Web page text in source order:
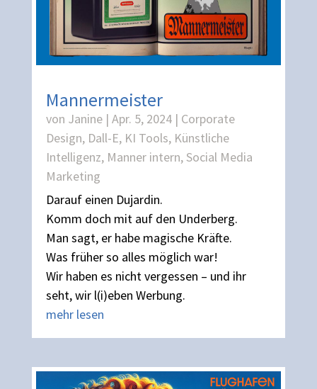
Mannermeister
von Janine| Apr. 5, 2024| Corporate
Design, Dall-E, KI Tools, Künstliche
Intelligenz, Manner intern,Social Media
Marketing
Darauf einen Dujardin.
Komm doch mit auf den Underberg.
Man sagt, er habe magische Kräfte.
Was früher so alles möglich war!
Wir haben es nicht vergessen – und ihr
seht, wir l(i)eben Werbung.
mehr lesen